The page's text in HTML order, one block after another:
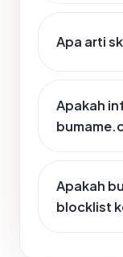
Apa arti
Apakah
Apakah
blocklist